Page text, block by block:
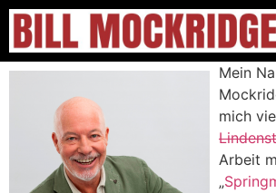
Mein
mich
Arbeit
„